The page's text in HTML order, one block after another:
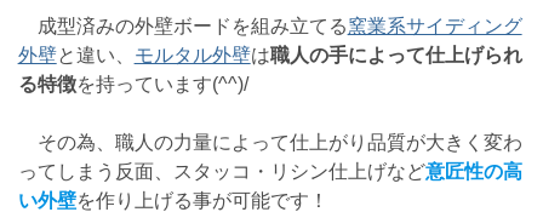
成型済みの外壁ボードを組み立てる窯業系サイディング
外壁と違い、 モルタル外壁は職人の手によって仕上げられ
る特徴を持っています(^^)/
その為、職人の力量によって仕上がり品質が大きく変わ
ってしまう反面、スタッコ・リシン仕上げなど意匠性の高
い外壁を作り上げる事が可能です！